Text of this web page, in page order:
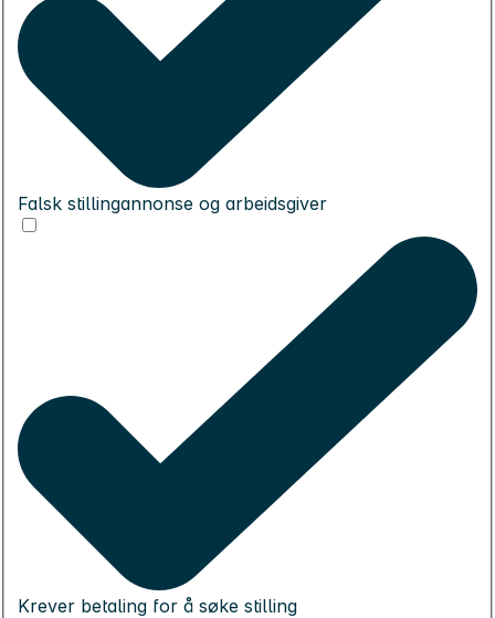
Falsk stillingannonse og arbeidsgiver
Krever betaling for å søke stilling